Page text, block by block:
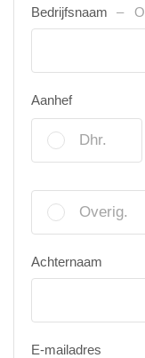
Bedrijfsnaam
Aanhef
Dhr.
Overig.
Achternaam
E-mailadres